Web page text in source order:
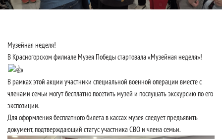
Музейная неделя!
В Красногорском филиале Музея Победы стартовала «Музейная неделя»!
В рамках этой акции участники специальной военной операции вместе с
членами семьи могут бесплатно посетить музей и послушать экскурсию по его
экспозиции.
Для оформления бесплатного билета в кассах музея следует предъявить
документ, подтверждающий статус участника СВО и члена семьи.